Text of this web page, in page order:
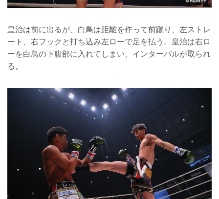
皇治は前に出るが、白鳥は距離を作って前蹴り、左ストレ
ート、右フックと打ち込み左ローで足を払う。皇治は右ロ
ーを白鳥の下腹部に入れてしまい、インターバルが取られ
る。